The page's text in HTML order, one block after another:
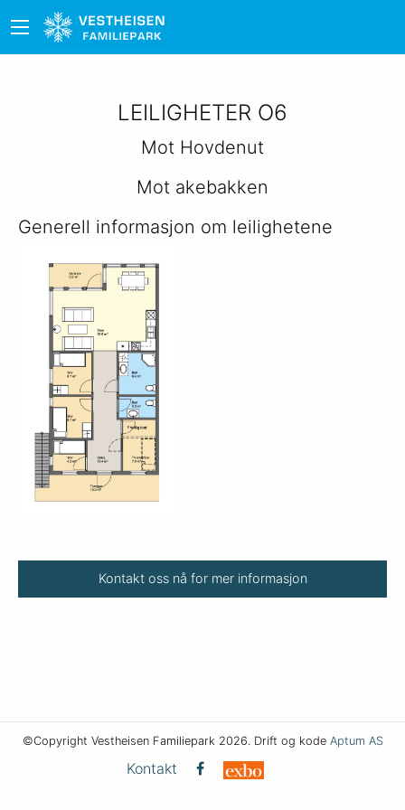
LEILIGHETER O6
Mot Hovdenut
Mot akebakken
Generell informasjon om leilighetene
Kontakt oss nå for mer informasjon
©Copyright Vestheisen Familiepark 2026. Drift og kode Aptum AS
Kontakt